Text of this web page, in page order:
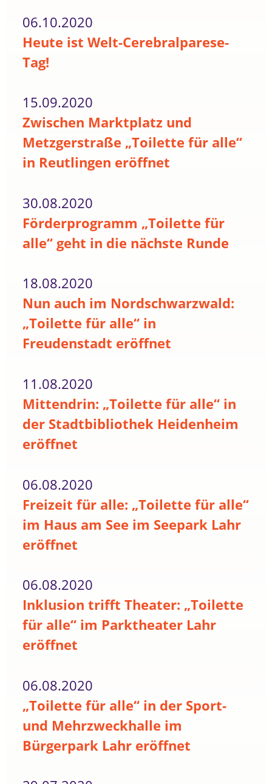
06.10.2020
Heute ist Welt-Cerebralparese-
Tag!
15.09.2020
Zwischen Marktplatz und
Metzgerstraße „Toilette für alle“
in Reutlingen eröffnet
30.08.2020
Förderprogramm „Toilette für
alle“ geht in die nächste Runde
18.08.2020
Nun auch im Nordschwarzwald:
„Toilette für alle“ in
Freudenstadt eröffnet
11.08.2020
Mittendrin: „Toilette für alle“ in
der Stadtbibliothek Heidenheim
eröffnet
06.08.2020
Freizeit für alle: „Toilette für alle“
im Haus am See im Seepark Lahr
eröffnet
06.08.2020
Inklusion trifft Theater: „Toilette
für alle“ im Parktheater Lahr
eröffnet
06.08.2020
„Toilette für alle“ in der Sport-
und Mehrzweckhalle im
Bürgerpark Lahr eröffnet